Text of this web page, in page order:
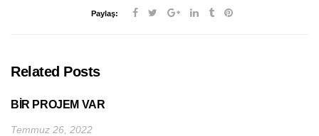
Paylaş:
Related Posts
BİR PROJEM VAR
Temmuz 26, 2022